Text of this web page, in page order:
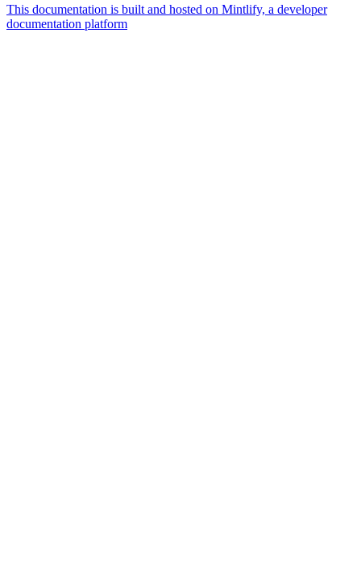
This documentation is built and hosted on Mintlify, a developer
documentation platform